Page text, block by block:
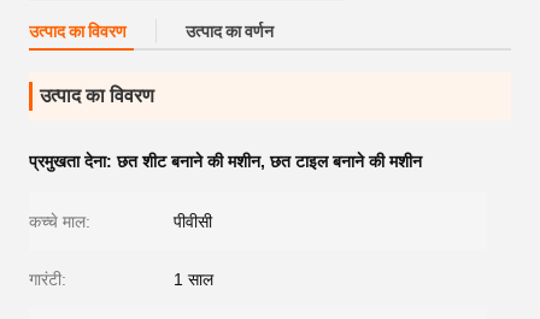
उत्पाद का विवरण उत्पाद का वर्णन
उत्पाद का विवरण
प्रमुखता देना:छत शीट बनाने की मशीन,छत टाइल बनाने की मशीन
कच्चे माल: पीवीसी
गारंटी: 1 साल